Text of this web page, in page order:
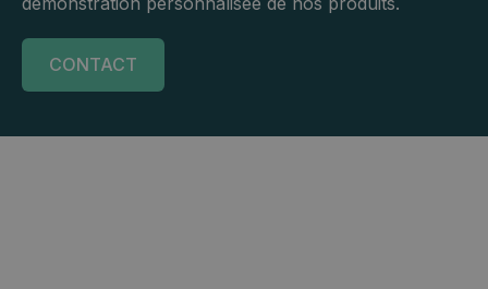
CONTACT